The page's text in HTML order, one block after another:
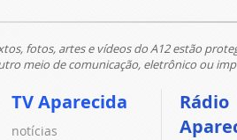
fotos, artes e vídeos do A12 estão
meio de comunicação, eletrônico ou
TV Aparecida
notícias
Rádio